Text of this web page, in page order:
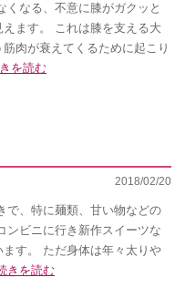
くなる、不意に膝がガクッと
ます。 これは膝を支える大
肉が衰えてくるために起こり
を読む
2018/02/20
で、特に麺類、甘い物などの
ンビニに行き新作スイーツな
す。 ただ身体は年々太りや
きを読む